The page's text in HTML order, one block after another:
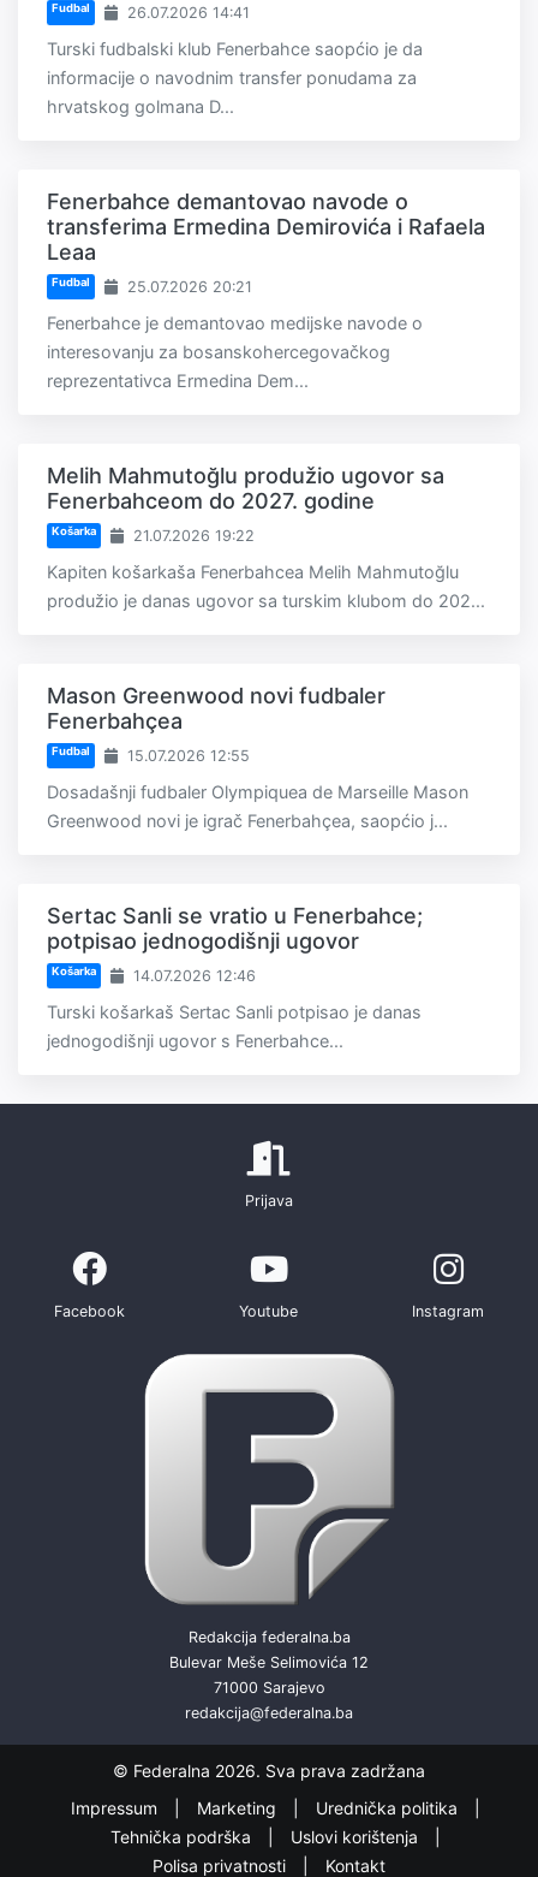
Fudbal 26.07.2026 14:41
Turski fudbalski klub Fenerbahce saopćio je da
informacije o navodnim transfer ponudama za
hrvatskog golmana D...
Fenerbahce demantovao navode o
transferima Ermedina Demirovića i Rafaela
Leaa
Fudbal 25.07.2026 20:21
Fenerbahce je demantovao medijske navode o
interesovanju za bosanskohercegovačkog
reprezentativca Ermedina Dem...
Melih Mahmutoğlu produžio ugovor sa
Fenerbahceom do 2027. godine
Košarka 21.07.2026 19:22
Kapiten košarkaša Fenerbahcea Melih Mahmutoğlu
produžio je danas ugovor sa turskim klubom do 202...
Mason Greenwood novi fudbaler
Fenerbahçea
Fudbal 15.07.2026 12:55
Dosadašnji fudbaler Olympiquea de Marseille Mason
Greenwood novi je igrač Fenerbahçea, saopćio j...
Sertac Sanli se vratio u Fenerbahce;
potpisao jednogodišnji ugovor
Košarka 14.07.2026 12:46
Turski košarkaš Sertac Sanli potpisao je danas
jednogodišnji ugovor s Fenerbahce...
Prijava
Facebook Youtube Instagram
Redakcija federalna.ba
Bulevar Meše Selimovića 12
71000 Sarajevo
redakcija@federalna.ba
© Federalna 2026. Sva prava zadržana
Impressum
Marketing
Urednička politika
Tehnička podrška
Uslovi korištenja
Polisa privatnosti
Kontakt